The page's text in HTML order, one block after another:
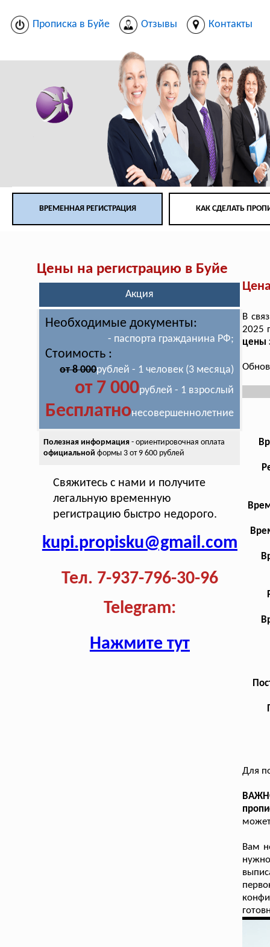
Прописка в Буйе Отзывы Контакты
ВРЕМЕННАЯ РЕГИСТРАЦИЯ КАК СДЕЛАТЬ
Цены на регистрацию в Буйе
Акция
Необходимые документы:
- паспорта гражданина РФ;
Стоимость :
от 8 000рублей - 1 человек (3 месяца)
от 7 000рублей - 1 взрослый
Бесплатнонесовершеннолетние
Полезная информация - ориентировочная оплата
официальной формы 3 от 9 600 рублей
Свяжитесь с нами и получите
легальную временную
регистрацию быстро недорого.
kupi.propisku@gmail.com
Тел. 7-937-796-30-96
Telegram:
Нажмите тут
В
2025
цены
Для
Вам